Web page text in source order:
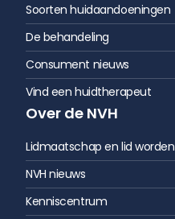
Soorten huidaandoeningen
De behandeling
Consument nieuws
Vind een huidtherapeut
Over de NVH
Lidmaatschap en lid worden
NVH nieuws
Kenniscentrum